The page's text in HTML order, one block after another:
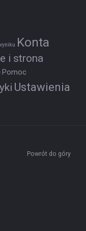
Konta
i strona
Pomoc
Ustawienia
Powrót do góry